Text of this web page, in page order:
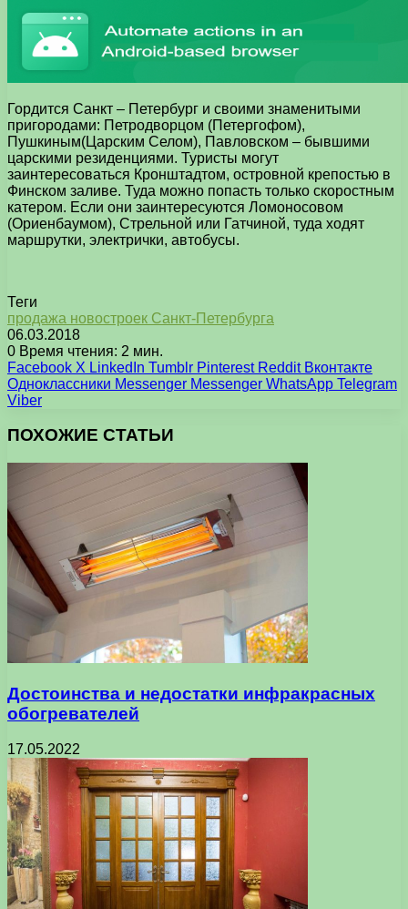
Гордится Санкт – Петербург и своими знаменитыми
пригородами: Петродворцом (Петергофом),
Пушкиным(Царским Селом), Павловском – бывшими
царскими резиденциями. Туристы могут
заинтересоваться Кронштадтом, островной крепостью в
Финском заливе. Туда можно попасть только скоростным
катером. Если они заинтересуются Ломоносовом
(Ориенбаумом), Стрельной или Гатчиной, туда ходят
маршрутки, электрички, автобусы.
Теги
продажа новостроек Санкт-Петербурга
06.03.2018
0 Время чтения: 2 мин.
Facebook X LinkedIn Tumblr Pinterest Reddit Вконтакте
Одноклассники Messenger Messenger WhatsApp Telegram
Viber
ПОХОЖИЕ СТАТЬИ
Достоинства и недостатки инфракрасных
обогревателей
17.05.2022